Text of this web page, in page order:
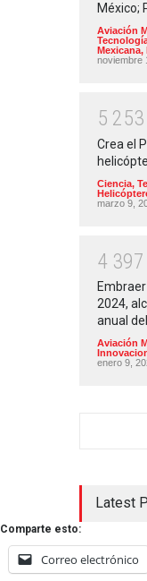
México;
Aviación
Mexicana,
noviembre
5 253
Crea el
Ciencia,
marzo 9,
4 397
2024,
anual
Aviación
enero 9,
Latest
Comparte esto:
Correo electrónico